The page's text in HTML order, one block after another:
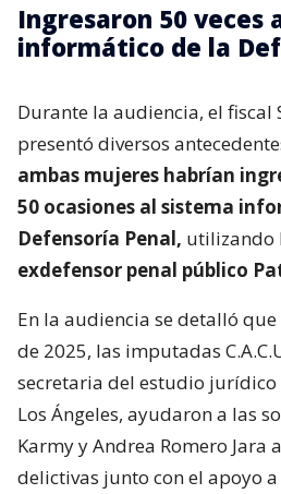
Ingresaron 50 veces
informático de la
Durante la audiencia, el fiscal
presentó diversos
ambas mujeres habrían
50 ocasiones al sistema
Defensoría Penal, utilizando
exdefensor penal público
En la audiencia se detalló
de 2025, las imputadas
secretaria del estudio jurídico
Los Ángeles, ayudaron a las
Karmy y Andrea Romero Jara
delictivas junto con el apoyo a